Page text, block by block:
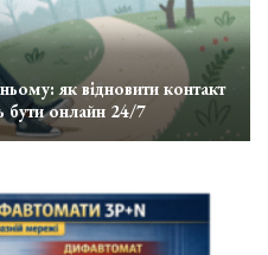
як відновити контакт
бути онлайн 24/7